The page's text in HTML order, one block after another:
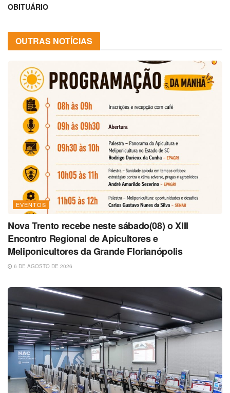
OBITUÁRIO
OUTRAS NOTÍCIAS
EVENTOS
Nova Trento recebe neste sábado(08) o XIII
Encontro Regional de Apicultores e
Meliponicultores da Grande Florianópolis
6 DE AGOSTO DE 2026